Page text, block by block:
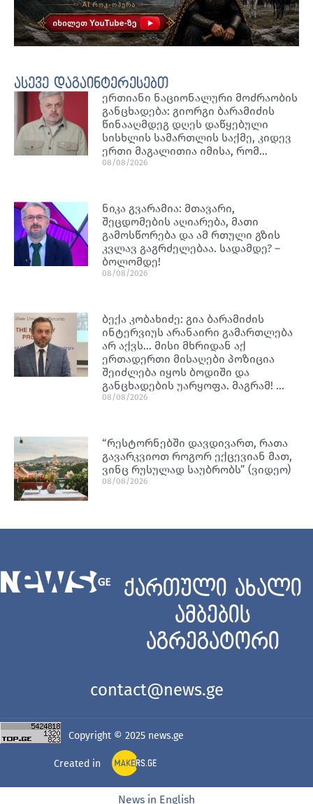
ასევე დაგაინტერესებთ
ერთიანი ნაციონალური მოძრაობის
განცხადება: გიორგი ბარამიძის
წინააღმდეგ დღეს დაწყებული
სისხლის სამართლის საქმე, კიდევ
ერთი მაგალითია იმისა, რომ…
08/08/2026
ნიკა გვარამია: მთავარი,
შეცდომების აღიარება, მათი
გამოსწორება და ამ რთული გზის
კვლავ გაგრძელებაა. სადამდე? –
ბოლომდე!
08/08/2026
ბექა კობახიძე: გია ბარამიძის
ინტერვიუს არანაირი გამართლება
არ აქვს… მისი მხრიდან აქ
ერთადერთი მისაღები პოზიცია
შეიძლება იყოს ბოდიში და
განცხადების უარყოფა. მაგრამ! …
08/08/2026
“რესტორნებში დავდივართ, რათა
გავარკვიოთ როგორ ექცევიან მათ,
ვინც რუსულად საუბრობს” (ვიდეო)
08/08/2026
ქართული ახალი
ამბების
აგრეგატორი
contact@news.ge
Copyright © 2025 news.ge
Created in
News in English